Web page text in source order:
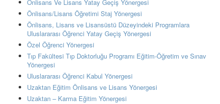
Önlisans Ve Lisans Yatay Geçiş Yönergesi
Önlisans/Lisans Öğretimi Staj Yönergesi
Önlisans, Lisans ve Lisansüstü Düzeyindeki Programlara
Uluslararası Öğrenci Yatay Geçiş Yönergesi
Özel Öğrenci Yönergesi
Tıp Fakültesi Tıp Doktorluğu Programı Eğitim-Öğretim ve Sınav
Yönergesi
Uluslararası Öğrenci Kabul Yönergesi
Uzaktan Eğitim Önlisans ve Lisans Yönergesi
Uzaktan – Karma Eğitim Yönergesi